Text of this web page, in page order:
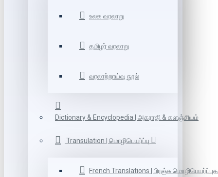
உலக வரலாறு
தமிழர் வரலாறு
வரலாற்றாய்வு நூல்
Dictionary & Encyclopedia | அகராதி & களஞ்சியம்
Transulation | மொழிபெயர்ப்பு
French Translations | பிரஞ்சு